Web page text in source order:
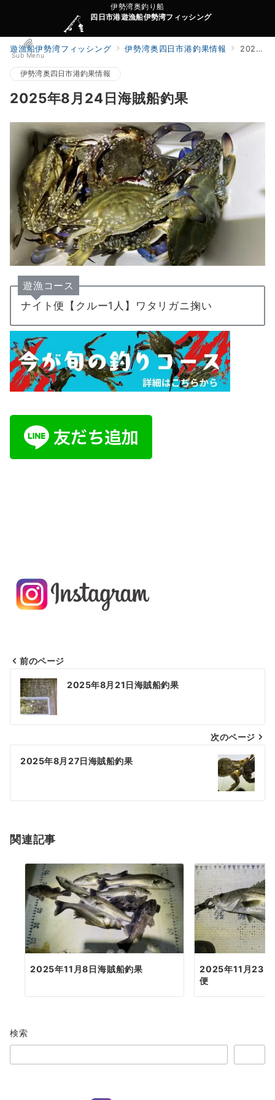
伊勢湾奥釣り船
四日市港遊漁船伊勢湾フィッシング
Sub Menu
遊漁船伊勢湾フィッシング 伊勢湾奥四日市港釣果情報 2025年8月24日海賊船釣果
伊勢湾奥四日市港釣果情報
2025年8月24日海賊船釣果
遊漁コース
ナイト便【クルー1人】ワタリガニ掬い
投
稿
ナ
ビ
ゲ
シ
ン
前のページ
2025年8月21日海賊船釣果
次のページ
2025年8月27日海賊船釣果
関連記事
2025年11月8日海賊船釣果
2025年11月23日
便
検索